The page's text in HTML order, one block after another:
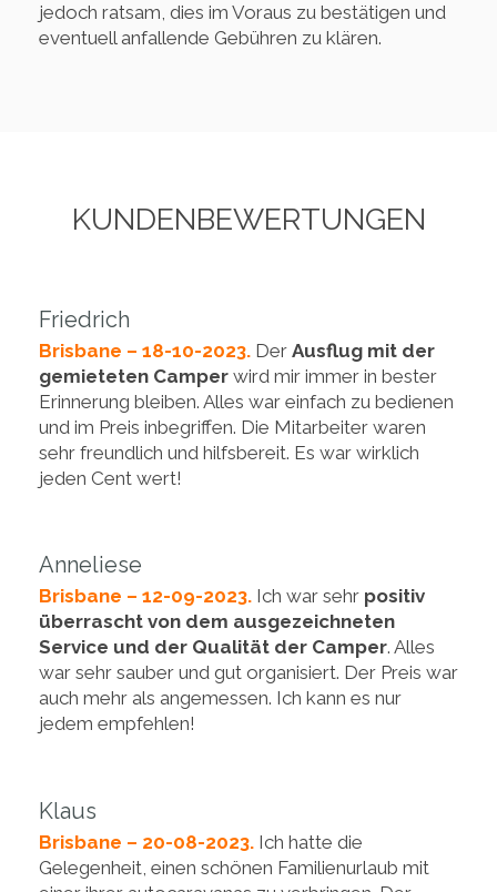
jedoch ratsam, dies im Voraus zu bestätigen und
eventuell anfallende Gebühren zu klären.
KUNDENBEWERTUNGEN
Friedrich
Brisbane – 18-10-2023. Der Ausflug mit der
gemieteten Camper wird mir immer in bester
Erinnerung bleiben. Alles war einfach zu bedienen
und im Preis inbegriffen. Die Mitarbeiter waren
sehr freundlich und hilfsbereit. Es war wirklich
jeden Cent wert!
Anneliese
Brisbane – 12-09-2023. Ich war sehr positiv
überrascht von dem ausgezeichneten
Service und der Qualität der Camper. Alles
war sehr sauber und gut organisiert. Der Preis war
auch mehr als angemessen. Ich kann es nur
jedem empfehlen!
Klaus
Brisbane – 20-08-2023. Ich hatte die
Gelegenheit, einen schönen Familienurlaub mit